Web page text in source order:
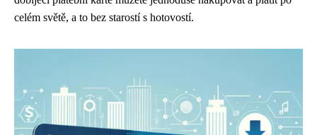
celém světě, a to bez starostí s hotovostí.